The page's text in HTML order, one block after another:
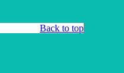
Back to top